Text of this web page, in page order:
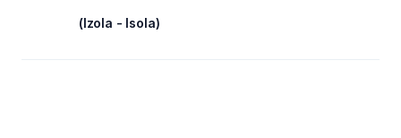
(Izola - Isola)